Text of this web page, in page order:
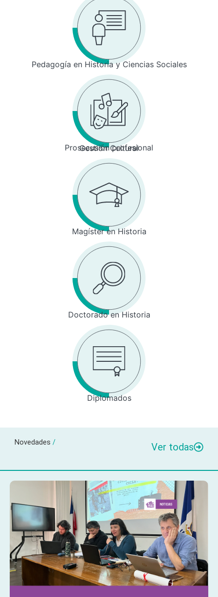
Pedagogía en Historia y Ciencias Sociales
Prosecusión profesional
Gestión Cultural
Magíster en Historia
Doctorado en Historia
Diplomados
Novedades / Ver todas